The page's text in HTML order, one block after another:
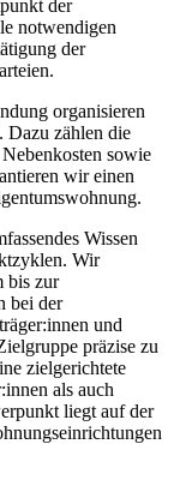
der
notwendigen
der
organisieren
Dazu zählen die
sowie
wir einen
Wissen
Wir
bis zur
bei der
und
präzise zu
zielgerichtete
als auch
liegt auf der